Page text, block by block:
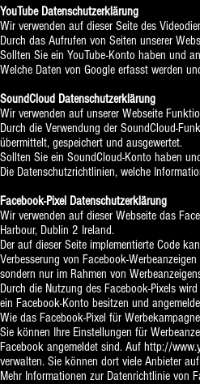
YouTube Datenschutzerklärung
Wir verwenden auf dieser Seite des
Durch das Aufrufen von Seiten unserer
Sollten Sie ein YouTube-Konto haben und
Welche Daten von Google erfasst werden
SoundCloud Datenschutzerklärung
Wir verwenden auf unserer Webseite
Durch die Verwendung der SoundCloud-
übermittelt, gespeichert und ausgewertet.
Sollten Sie ein SoundCloud-Konto haben
Die Datenschutzrichtlinien, welche
Facebook-Pixel Datenschutzerklärung
Wir verwenden auf dieser Webseite das
Harbour, Dublin 2 Ireland.
Der auf dieser Seite implementierte Code
Verbesserung von Facebook-
sondern nur im Rahmen von
Durch die Nutzung des Facebook-Pixels
ein Facebook-Konto besitzen und
Wie das Facebook-Pixel für
Sie können Ihre Einstellungen für
Facebook angemeldet sind. Auf http://
verwalten. Sie können dort viele Anbieter
Mehr Informationen zur Datenrichtlinie von